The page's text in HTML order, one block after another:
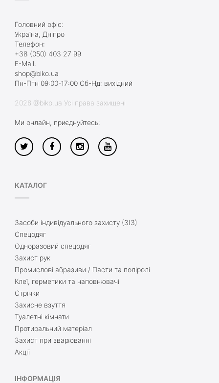
Головний офіс:
Україна, Дніпро
Телефон:
+38 (050) 403 27 99
E-Mail:
shop@biko.ua
Пн-Птн 09:00-17:00 Сб-Нд: вихідний
2026 @biko.ua Усі права захищені
Ми онлайн, приєднуйтесь:
КАТАЛОГ
Засоби індивідуального захисту (ЗІЗ)
Спецодяг
Одноразовий спецодяг
Захист рук
Промислові абразиви / Пасти та поліролі
Клеї, герметики та наповнювачі
Стрічки
Захисне взуття
Туалетні кімнати
Протиральний матеріал
Захист при зварюванні
Акції
ІНФОРМАЦІЯ